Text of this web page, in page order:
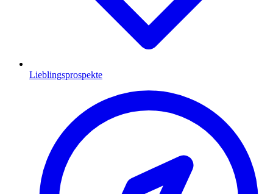
Lieblingsprospekte